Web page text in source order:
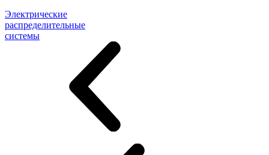
Электрические
распределительные
системы